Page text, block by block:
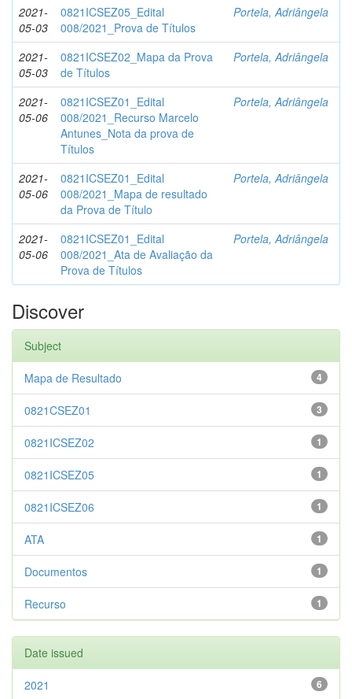
2021-
05-03
0821ICSEZ05_Edital
008/2021_Prova de Títulos
Portela, Adriângela
2021-
05-03
0821ICSEZ02_Mapa da Prova
de Títulos
Portela, Adriângela
2021-
05-06
0821ICSEZ01_Edital
008/2021_Recurso Marcelo
Antunes_Nota da prova de
Títulos
Portela, Adriângela
2021-
05-06
0821ICSEZ01_Edital
008/2021_Mapa de resultado
da Prova de Título
Portela, Adriângela
2021-
05-06
0821ICSEZ01_Edital
008/2021_Ata de Avaliação da
Prova de Títulos
Portela, Adriângela
Discover
Subject
4
Mapa de Resultado
3
0821CSEZ01
1
0821ICSEZ02
1
0821ICSEZ05
1
0821ICSEZ06
1
ATA
1
Documentos
1
Recurso
Date issued
6
2021